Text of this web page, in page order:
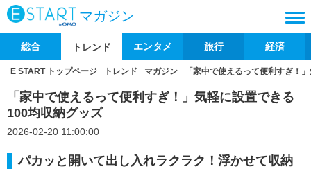
マガジン
総合 トレンド エンタメ 旅行 経済
E START トップページ トレンド マガジン 「家中で使えるって便利すぎ！
「家中で使えるって便利すぎ！」気軽に設置できる
100均収納グッズ
2026-02-20 11:00:00
パカッと開いて出し入れラクラク！浮かせて収納